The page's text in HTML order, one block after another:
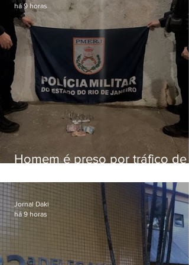
Homem é preso por tráfico de
há 9 horas
Jornal Daki
há 9 horas